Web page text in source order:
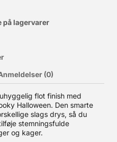
på lagervarer
(0)
flot finish med
Halloween. Den smarte
slags drys, så du
stemningsfulde
og kager.